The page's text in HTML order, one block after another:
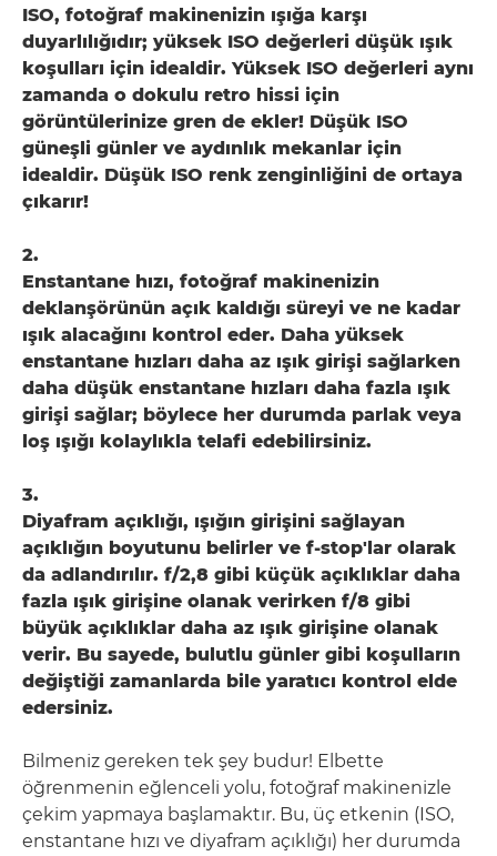
ISO, fotoğraf makinenizin ışığa karşı
duyarlılığıdır; yüksek ISO değerleri düşük ışık
koşulları için idealdir. Yüksek ISO değerleri aynı
zamanda o dokulu retro hissi için
görüntülerinize gren de ekler! Düşük ISO
güneşli günler ve aydınlık mekanlar için
idealdir. Düşük ISO renk zenginliğini de ortaya
çıkarır!
2.
Enstantane hızı, fotoğraf makinenizin
deklanşörünün açık kaldığı süreyi ve ne kadar
ışık alacağını kontrol eder. Daha yüksek
enstantane hızları daha az ışık girişi sağlarken
daha düşük enstantane hızları daha fazla ışık
girişi sağlar; böylece her durumda parlak veya
loş ışığı kolaylıkla telafi edebilirsiniz.
3.
Diyafram açıklığı, ışığın girişini sağlayan
açıklığın boyutunu belirler ve f-stop'lar olarak
da adlandırılır. f/2,8 gibi küçük açıklıklar daha
fazla ışık girişine olanak verirken f/8 gibi
büyük açıklıklar daha az ışık girişine olanak
verir. Bu sayede, bulutlu günler gibi koşulların
değiştiği zamanlarda bile yaratıcı kontrol elde
edersiniz.
Bilmeniz gereken tek şey budur! Elbette
öğrenmenin eğlenceli yolu, fotoğraf makinenizle
çekim yapmaya başlamaktır. Bu, üç etkenin (ISO,
enstantane hızı ve diyafram açıklığı) her durumda